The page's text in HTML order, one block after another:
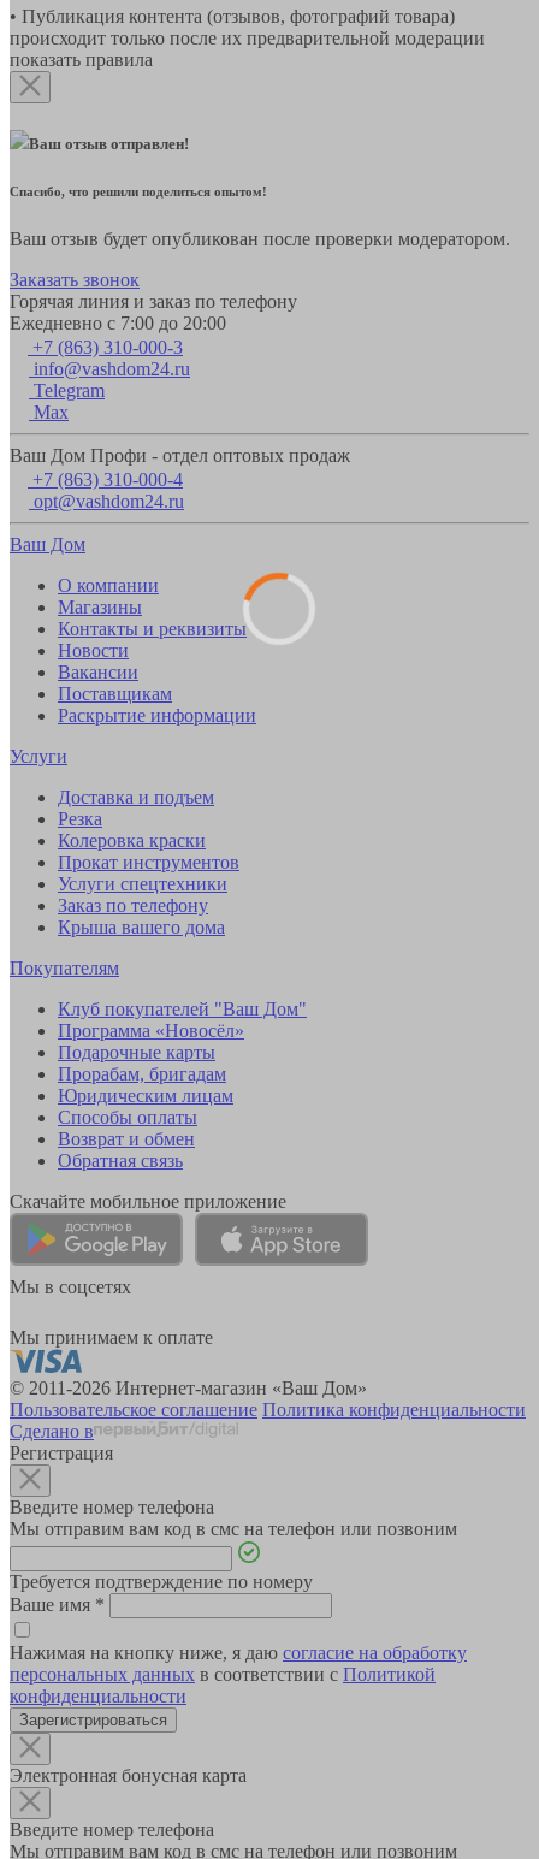
• Публикация контента (отзывов, фотографий товара)
происходит только после их предварительной модерации
показать правила
Ваш отзыв отправлен!
Спасибо, что решили поделиться опытом!
Ваш отзыв будет опубликован после проверки модератором.
Заказать звонок
Горячая линия и заказ по телефону
Ежедневно с 7:00 до 20:00
+7 (863) 310-000-3
info@vashdom24.ru
Telegram
Max
Ваш Дом Профи - отдел оптовых продаж
+7 (863) 310-000-4
opt@vashdom24.ru
Ваш Дом
О компании
Магазины
Контакты и реквизиты
Новости
Вакансии
Поставщикам
Раскрытие информации
Услуги
Доставка и подъем
Резка
Колеровка краски
Прокат инструментов
Услуги спецтехники
Заказ по телефону
Крыша вашего дома
Покупателям
Клуб покупателей "Ваш Дом"
Программа «Новосёл»
Подарочные карты
Прорабам, бригадам
Юридическим лицам
Способы оплаты
Возврат и обмен
Обратная связь
Скачайте мобильное приложение
Мы в соцсетях
Мы принимаем к оплате
© 2011-2026 Интернет-магазин «Ваш Дом»
Пользовательское соглашение Политика конфиденциальности
Сделано в
Регистрация
Введите номер телефона
Мы отправим вам код в смс на телефон или позвоним
Требуется подтверждение по номеру
Ваше имя *
Нажимая на кнопку ниже, я даю согласие на обработку
персональных данных в соответствии с Политикой
конфиденциальности
Зарегистрироваться
Электронная бонусная карта
Введите номер телефона
Мы отправим вам код в смс на телефон или позвоним